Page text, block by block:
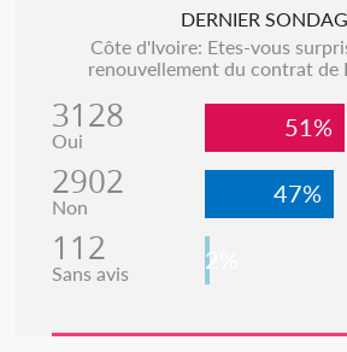
DERNIER
Côte d'Ivoire: Etes-vous
renouvellement du contrat de
3128
Oui 51%
2902
Non 47%
112
Sans avis 2%